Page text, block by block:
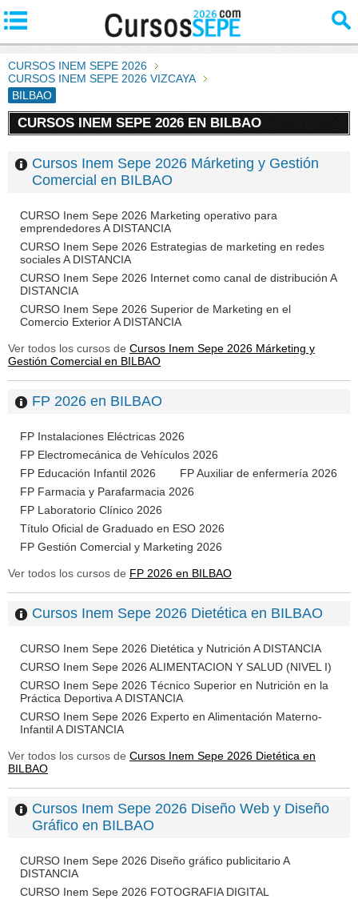
CURSOS INEM SEPE 2026
CURSOS INEM SEPE 2026 VIZCAYA
BILBAO
CURSOS INEM SEPE 2026 EN BILBAO
Cursos Inem Sepe 2026 Márketing y Gestión
Comercial en BILBAO
CURSO Inem Sepe 2026 Marketing operativo para
emprendedores A DISTANCIA
CURSO Inem Sepe 2026 Estrategias de marketing en redes
sociales A DISTANCIA
CURSO Inem Sepe 2026 Internet como canal de distribución A
DISTANCIA
CURSO Inem Sepe 2026 Superior de Marketing en el
Comercio Exterior A DISTANCIA
Ver todos los cursos de Cursos Inem Sepe 2026 Márketing y
Gestión Comercial en BILBAO
FP 2026 en BILBAO
FP Instalaciones Eléctricas 2026
FP Electromecánica de Vehículos 2026
FP Educación Infantil 2026
FP Auxiliar de enfermería 2026
FP Farmacia y Parafarmacia 2026
FP Laboratorio Clínico 2026
Título Oficial de Graduado en ESO 2026
FP Gestión Comercial y Marketing 2026
Ver todos los cursos de FP 2026 en BILBAO
Cursos Inem Sepe 2026 Dietética en BILBAO
CURSO Inem Sepe 2026 Dietética y Nutrición A DISTANCIA
CURSO Inem Sepe 2026 ALIMENTACION Y SALUD (NIVEL I)
CURSO Inem Sepe 2026 Técnico Superior en Nutrición en la
Práctica Deportiva A DISTANCIA
CURSO Inem Sepe 2026 Experto en Alimentación Materno-
Infantil A DISTANCIA
Ver todos los cursos de Cursos Inem Sepe 2026 Dietética en
BILBAO
Cursos Inem Sepe 2026 Diseño Web y Diseño
Gráfico en BILBAO
CURSO Inem Sepe 2026 Diseño gráfico publicitario A
DISTANCIA
CURSO Inem Sepe 2026 FOTOGRAFIA DIGITAL